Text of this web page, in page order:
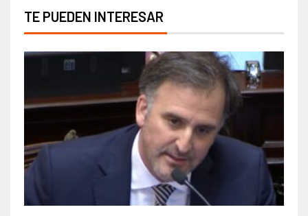
TE PUEDEN INTERESAR